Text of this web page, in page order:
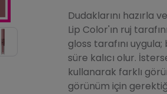
Dudaklarını hazırla
Lip Color'ın ruj
gloss tarafını
süre kalıcı olur.
kullanarak farklı
görünüm için